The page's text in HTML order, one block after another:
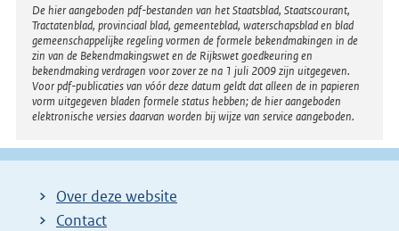
Disclaimer
De hier aangeboden pdf-bestanden van het Staatsblad, Staatscourant,
Tractatenblad, provinciaal blad, gemeenteblad, waterschapsblad en blad
gemeenschappelijke regeling vormen de formele bekendmakingen in de
zin van de Bekendmakingswet en de Rijkswet goedkeuring en
bekendmaking verdragen voor zover ze na 1 juli 2009 zijn uitgegeven.
Voor pdf-publicaties van vóór deze datum geldt dat alleen de in papieren
vorm uitgegeven bladen formele status hebben; de hier aangeboden
elektronische versies daarvan worden bij wijze van service aangeboden.
Over deze website
Contact